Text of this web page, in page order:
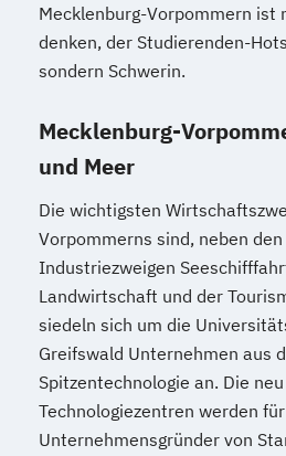
Mecklenburg-Vorpommern ist
denken, der Studierenden-
sondern Schwerin.
Mecklenburg-
und Meer
Die wichtigsten
Vorpommerns sind, neben
Industriezweigen
Landwirtschaft und der
siedeln sich um die
Greifswald Unternehmen aus
Spitzentechnologie an. Die
Technologiezentren werden
Unternehmensgründer von